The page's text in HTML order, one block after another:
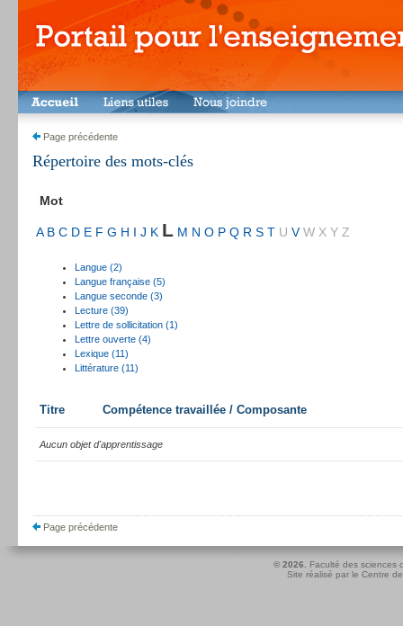
Page précédente
Répertoire des mots-clés
Mot
A B C D E F G H I J K L M N O P Q R S T U V W X Y Z
Langue (2)
Langue française (5)
Langue seconde (3)
Lecture (39)
Lettre de sollicitation (1)
Lettre ouverte (4)
Lexique (11)
Littérature (11)
Titre Compétence travaillée / Composante
Aucun objet d'apprentissage
Page précédente
© 2026.
Faculté des sciences
Site réalisé par le Centre